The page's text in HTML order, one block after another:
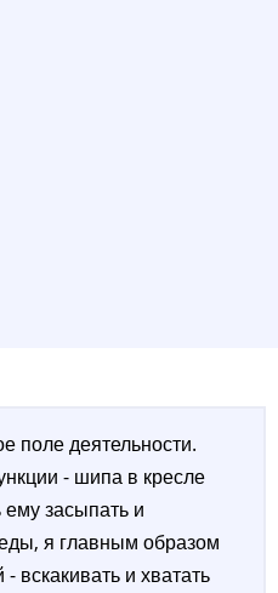
поле деятельности.
- шипа в кресле
засыпать и
я главным образом
вскакивать и хватать